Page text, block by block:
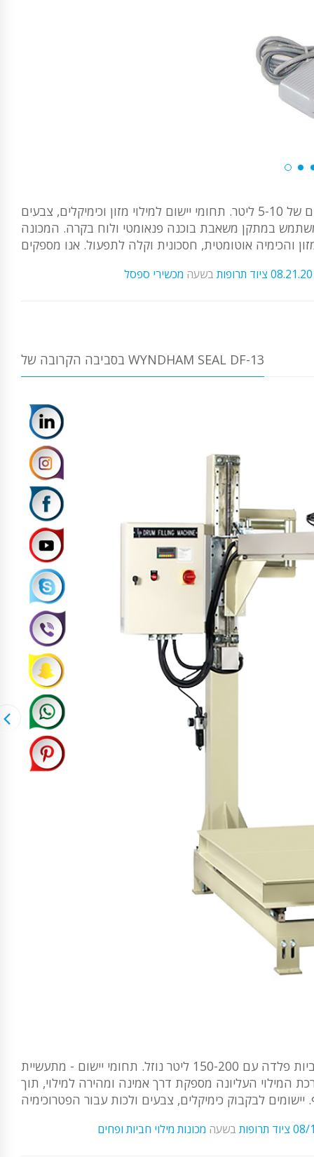
המכונה למחצה השולחנית למחשב שולחני לבקבוק נוזלים בבקבוקים של 5-10 ליטר. תחומי יישום למילוי מזון וכימיקלים, צבעים
בניין. המשקל הוא 50 ק"ג. דגם זה משתמש במתקן משאבת בוכנה פנאומטי ולוח בקרה. המכונה
ציוד תרופות בשעה מכשירי ספסל
בסביבה הקרובה של WYNDHAM SEAL DF-13
מכונת מילוי חצי אוטומטית לארבעה מכולות גליליות, המיועדת למלא חביות פלדה עם 150-200 ליטר נוזל. תחומי יישום - מתעשיית
המילוי העליונה מספקת דרך אמינה ומהירה למילוי, תוך
08/ ציוד תרופות בשעה מכונות מילוי חביות ופחים